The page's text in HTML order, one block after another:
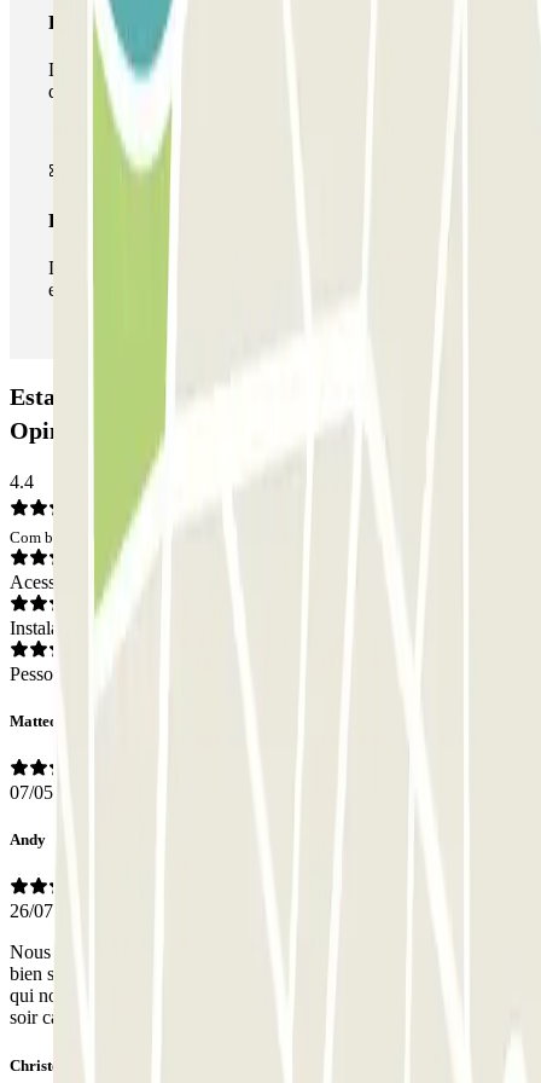
Passe multiestacionamento
Durante a sua estadia, pode utilizar toda a rede de parques
de estacionamento deste operador disponível em Parclick.
Passe ilimitado
Durante a sua estadia, pode entrar e sair do parque de
estacionamento as vezes que quiser.
Estacionamento MercaGavà Furgonetas:
Opiniões
4.4
Com base em 12 opiniões
Acesso
Instalações
Pessoal
Matteo
07/05/2026
Andy
26/07/2025
Nous avons utilisé ce parking pour aller à Barcelone. Parking très
bien situé, à 15 minutes à pied du train. Un grand merci au gardien
qui nous a guidé le matin pour prendre le train et nous a attendu le
soir car nous avions un peu de retard.
Christophe